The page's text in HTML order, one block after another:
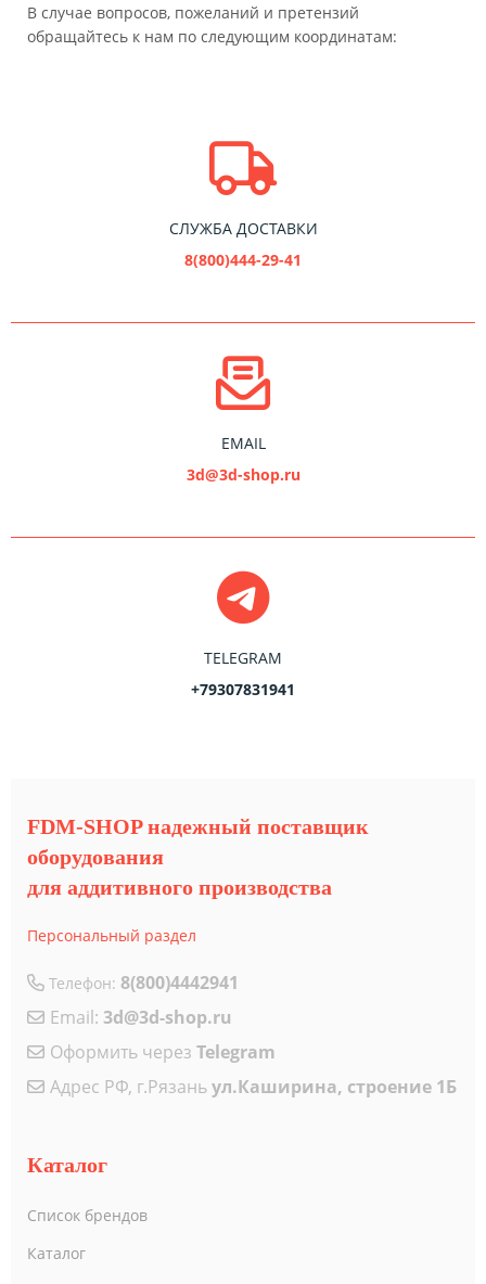
В случае вопросов, пожеланий и претензий
обращайтесь к нам по следующим координатам:
СЛУЖБА ДОСТАВКИ
8(800)444-29-41
EMAIL
3d@3d-shop.ru
TELEGRAM
+79307831941
FDM-SHOP надежный поставщик
оборудования
для аддитивного производства
Персональный раздел
Телефон: 8(800)4442941
Email: 3d@3d-shop.ru
Оформить через Telegram
Адрес РФ, г.Рязаньул.Каширина, строение 1Б
Каталог
Список брендов
Каталог